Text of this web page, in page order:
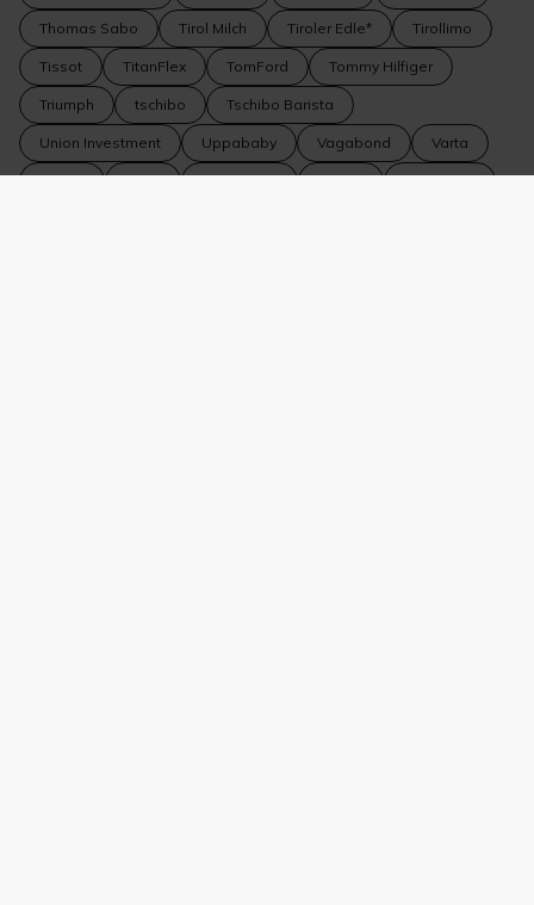
Thomas Sabo Tirol Milch Tiroler Edle* Tirollimo
Tissot TitanFlex TomFord Tommy Hilfiger
Triumph tschibo Tschibo Barista
Union Investment Uppababy Vagabond Varta
Vedes VEER Vero Moda Vespa Veto Nails